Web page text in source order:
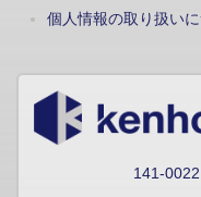
個人情報の取り扱い
141-